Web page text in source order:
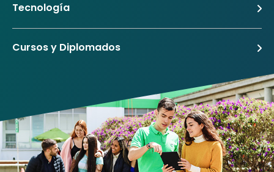
Tecnología
Cursos y Diplomados